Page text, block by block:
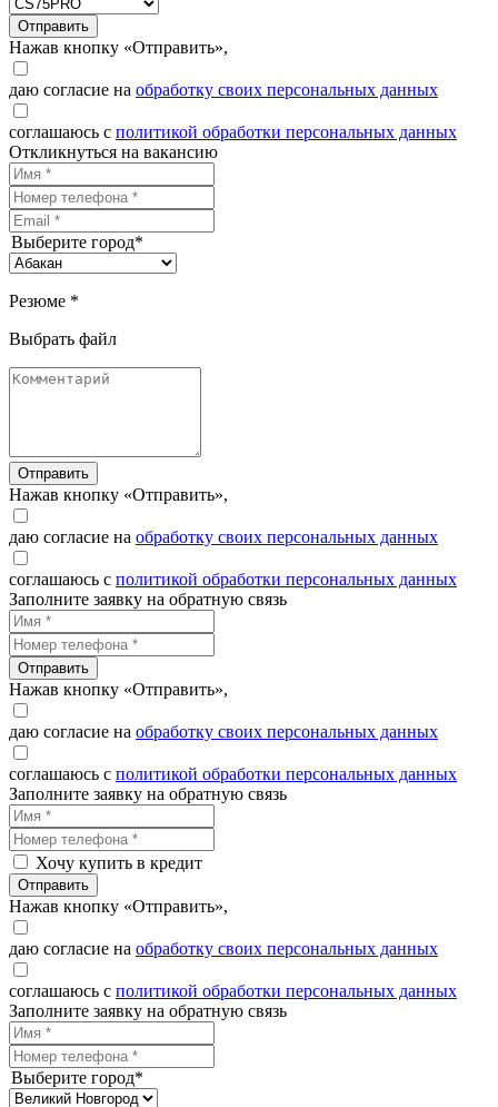
Отправить
Нажав кнопку «Отправить»,
даю согласие на обработку своих персональных данных
соглашаюсь с политикой обработки персональных данных
Откликнуться на вакансию
Выберите город*
Резюме *
Выбрать файл
Отправить
Нажав кнопку «Отправить»,
даю согласие на обработку своих персональных данных
соглашаюсь с политикой обработки персональных данных
Заполните заявку на обратную связь
Отправить
Нажав кнопку «Отправить»,
даю согласие на обработку своих персональных данных
соглашаюсь с политикой обработки персональных данных
Заполните заявку на обратную связь
Хочу купить в кредит
Отправить
Нажав кнопку «Отправить»,
даю согласие на обработку своих персональных данных
соглашаюсь с политикой обработки персональных данных
Заполните заявку на обратную связь
Выберите город*